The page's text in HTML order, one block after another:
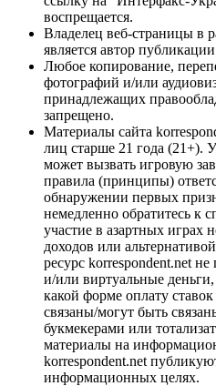
воспрещается.
Владелец веб-страницы в
является автор
Любое копирование,
фотографий и/или
принадлежащих
запрещено.
Материалы сайта
лиц старше 21 года (21+).
может вызвать игровую
правила (принципы)
обнаружении первых
немедленно обратитесь к
участие в азартных играх
доходов или
ресурс korrespondent.net
и/или виртуальные
какой форме оплату
связаны/могут быть
букмекерами или
материалы на
korrespondent.net
информационных целях.